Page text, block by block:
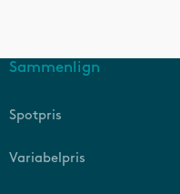
Sammenlign
Spotpris
Variabelpris